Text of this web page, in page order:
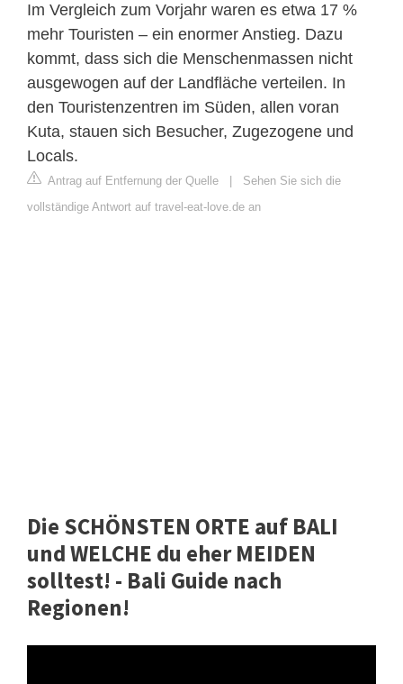
Im Vergleich zum Vorjahr waren es etwa 17 %
mehr Touristen – ein enormer Anstieg. Dazu
kommt, dass sich die Menschenmassen nicht
ausgewogen auf der Landfläche verteilen. In
den Touristenzentren im Süden, allen voran
Kuta, stauen sich Besucher, Zugezogene und
Locals.
Antrag auf Entfernung der Quelle
Sehen Sie sich die
vollständige Antwort auf travel-eat-love.de an
Die SCHÖNSTEN ORTE auf BALI
und WELCHE du eher MEIDEN
solltest! - Bali Guide nach
Regionen!